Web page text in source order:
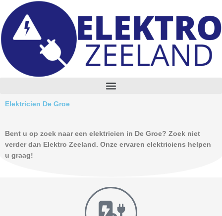
content
M
e
Elektricien De Groe
Bent u op zoek naar een elektricien in De Groe? Zoek niet
verder dan Elektro Zeeland. Onze ervaren elektriciens helpen
u graag!